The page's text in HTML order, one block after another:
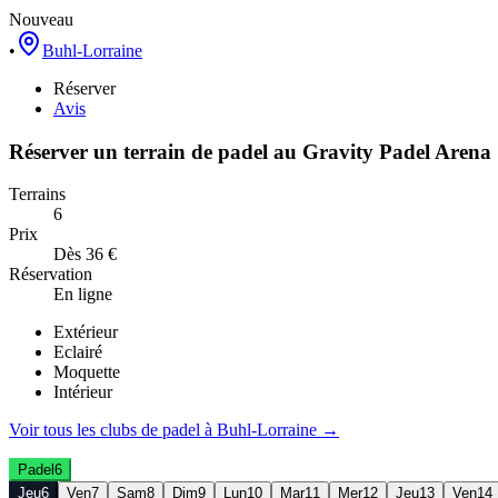
Nouveau
•
Buhl-Lorraine
Réserver
Avis
Réserver un terrain de padel au Gravity Padel Arena
Terrains
6
Prix
Dès 36 €
Réservation
En ligne
Extérieur
Eclairé
Moquette
Intérieur
Voir tous les clubs de padel à Buhl-Lorraine →
Padel 6
Jeu6 Ven7 Sam8 Dim9 Lun10 Mar11 Mer12 Jeu13 Ven14